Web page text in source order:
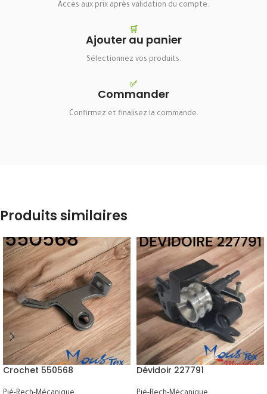
Accès aux prix après validation du compte.
🛒
Ajouter au panier
Sélectionnez vos produits.
✅
Commander
Confirmez et finalisez la commande.
Produits similaires
Crochet 550568 Dévidoir 227791